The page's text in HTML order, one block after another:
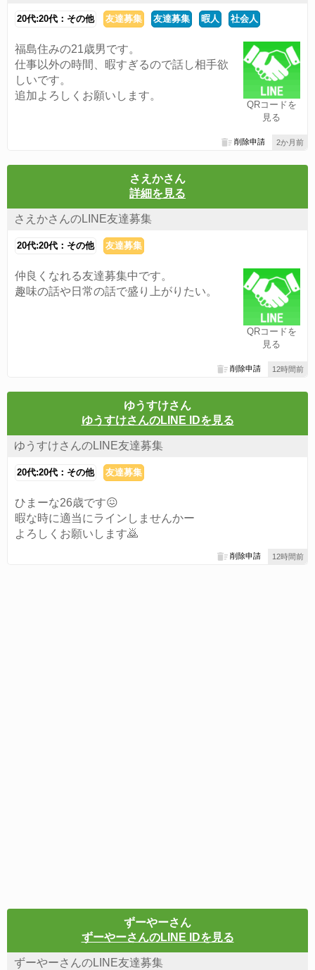
20代:20代：その他 友達募集 友達募集 暇人 社会人
QRコードを
見る
福島住みの21歳男です。
仕事以外の時間、暇すぎるので話し相手欲
しいです。
追加よろしくお願いします。
2か月前
削除申請
さえかさん
詳細を見る
さえかさんのLINE友達募集
20代:20代：その他 友達募集
QRコードを
見る
仲良くなれる友達募集中です。
趣味の話や日常の話で盛り上がりたい。
12時間前
削除申請
ゆうすけさん
ゆうすけさんのLINE IDを見る
ゆうすけさんのLINE友達募集
20代:20代：その他 友達募集
ひまーな26歳です😖
暇な時に適当にラインしませんかー
よろしくお願いします🙇
12時間前
削除申請
ずーやーさん
ずーやーさんのLINE IDを見る
ずーやーさんのLINE友達募集